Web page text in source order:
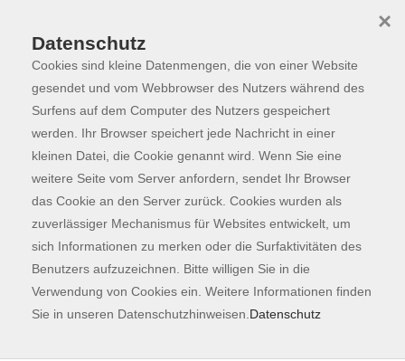
Skip to main content
Programm
Der Kurs konnte nicht gefunden werden.
Kontaktformular
Impressum
AGB
Datenschutzerklärung
Datenschutz
Cookies sind kleine Datenmengen, die von einer Website
gesendet und vom Webbrowser des Nutzers während des
Surfens auf dem Computer des Nutzers gespeichert
werden. Ihr Browser speichert jede Nachricht in einer
kleinen Datei, die Cookie genannt wird. Wenn Sie eine
weitere Seite vom Server anfordern, sendet Ihr Browser
das Cookie an den Server zurück. Cookies wurden als
zuverlässiger Mechanismus für Websites entwickelt, um
sich Informationen zu merken oder die Surfaktivitäten des
Benutzers aufzuzeichnen. Bitte willigen Sie in die
Verwendung von Cookies ein. Weitere Informationen finden
Sie in unseren Datenschutzhinweisen. Datenschutz
×